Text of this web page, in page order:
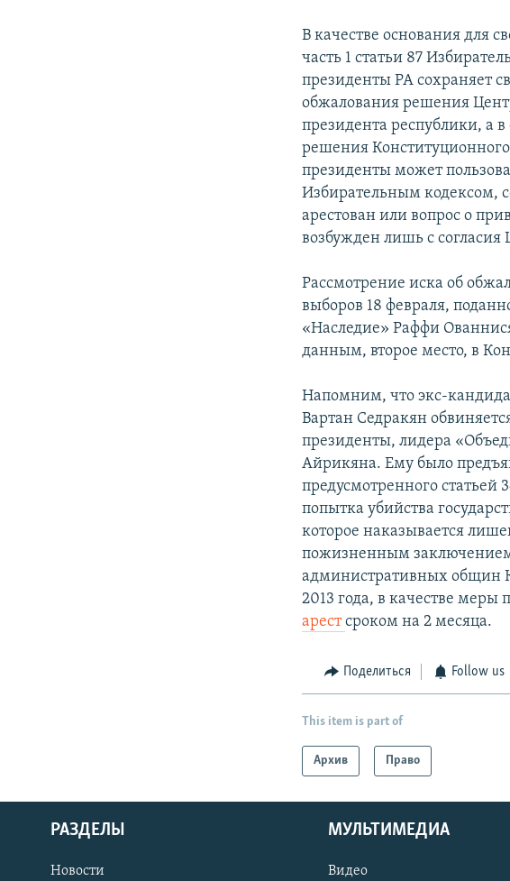
В качестве основания для
часть 1 статьи 87
президенты РА сохраняет
обжалования решения
президента республики, а
решения Конституционного
президенты может
Избирательным кодексом,
арестован или вопрос о
возбужден лишь с
Рассмотрение иска об
выборов 18 февраля,
«Наследие» Раффи
данным, второе место, в
Напомним, что экс-
Вартан Седракян
президенты, лидера
Айрикяна. Ему было
предусмотренного статьей
попытка убийства
которое наказывается
пожизненным
административных общин
2013 года, в качестве
арестсроком на 2 месяца.
Поделиться Follow us
This item is part of
Архив Право
РАЗДЕЛЫ
Новости
МУЛЬТИМЕДИА
Видео